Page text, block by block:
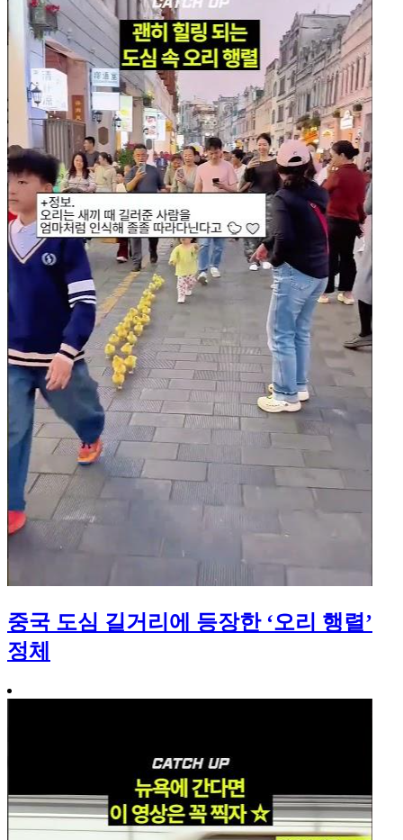
중국 도심 길거리에 등장한 ‘오리 행렬’
정체